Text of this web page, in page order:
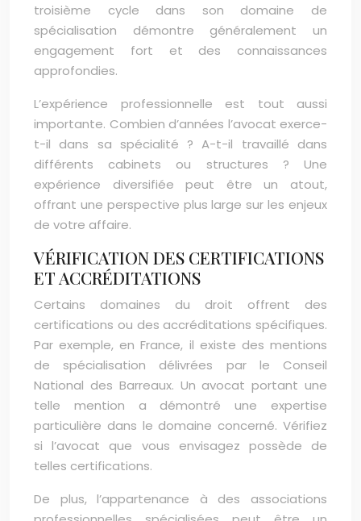
troisième cycle dans son domaine de
spécialisation démontre généralement un
engagement fort et des connaissances
approfondies.
L’expérience professionnelle est tout aussi
importante. Combien d’années l’avocat exerce-
t-il dans sa spécialité ? A-t-il travaillé dans
différents cabinets ou structures ? Une
expérience diversifiée peut être un atout,
offrant une perspective plus large sur les enjeux
de votre affaire.
VÉRIFICATION DES CERTIFICATIONS
ET ACCRÉDITATIONS
Certains domaines du droit offrent des
certifications ou des accréditations spécifiques.
Par exemple, en France, il existe des mentions
de spécialisation délivrées par le Conseil
National des Barreaux. Un avocat portant une
telle mention a démontré une expertise
particulière dans le domaine concerné. Vérifiez
si l’avocat que vous envisagez possède de
telles certifications.
De plus, l’appartenance à des associations